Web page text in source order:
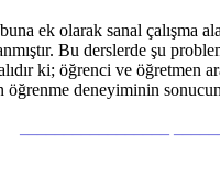
ek olarak sanal çalışma
Bu derslerde şu
ki; öğrenci ve öğretmen
deneyiminin